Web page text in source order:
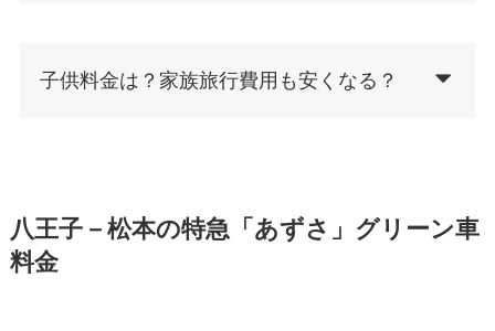
子供料金は？家族旅行費用も安くなる？
八王子－松本の特急「あずさ」グリーン車
料金